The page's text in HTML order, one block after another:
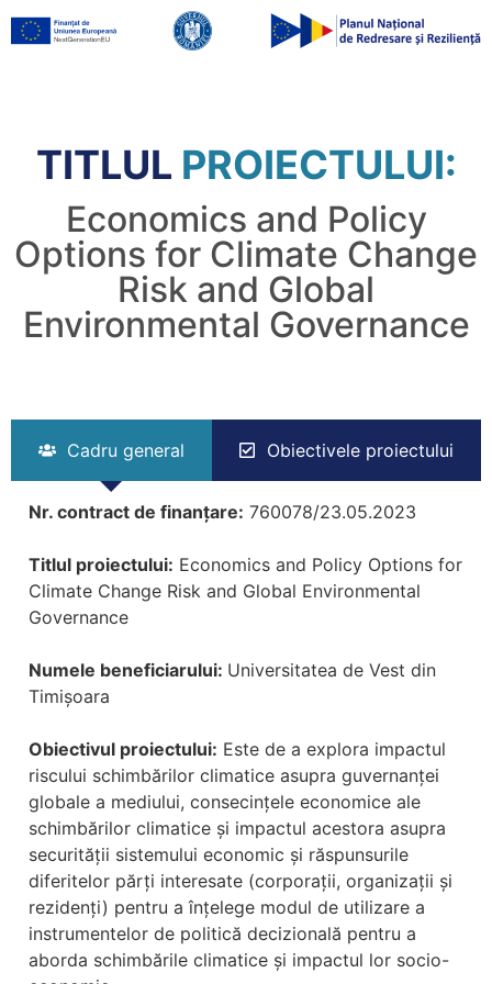
TITLUL PROIECTULUI:
Economics and Policy
Options for Climate Change
Risk and Global
Environmental Governance
Cadru general Obiectivele proiectului
Nr. contract de finanțare: 760078/23.05.2023
Titlul proiectului: Economics and Policy Options for
Climate Change Risk and Global Environmental
Governance
Numele beneficiarului: Universitatea de Vest din
Timișoara
Obiectivul proiectului: Este de a explora impactul
riscului schimbărilor climatice asupra guvernanței
globale a mediului, consecințele economice ale
schimbărilor climatice și impactul acestora asupra
securității sistemului economic și răspunsurile
diferitelor părți interesate (corporații, organizații și
rezidenți) pentru a înțelege modul de utilizare a
instrumentelor de politică decizională pentru a
aborda schimbările climatice și impactul lor socio-